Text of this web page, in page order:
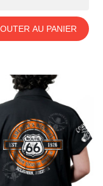
AU PANIER